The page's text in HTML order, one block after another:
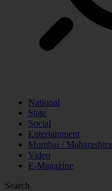
National
State
Social
Entertainment
Mumbai / Maharashtra
Video
E-Magazine
Search